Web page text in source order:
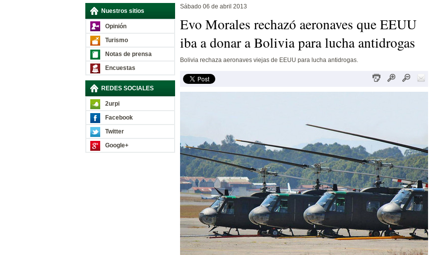
Nuestros sitios
Opinión
Turismo
Notas de prensa
Encuestas
REDES SOCIALES
2urpi
Facebook
Twitter
Google+
Sábado 06 de abril 2013
Evo Morales rechazó aeronaves que EEUU
iba a donar a Bolivia para lucha antidrogas
Bolivia rechaza aeronaves viejas de EEUU para lucha antidrogas.